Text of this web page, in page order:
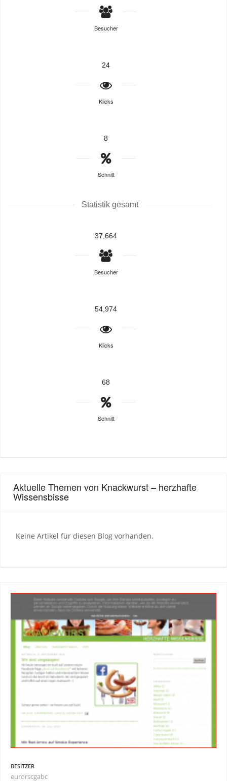
Besucher
24
Klicks
8
Schnitt
Statistik gesamt
37,664
Besucher
54,974
Klicks
68
Schnitt
Aktuelle Themen von Knackwurst – herzhafte
Wissensbisse
Keine Artikel für diesen Blog vorhanden.
BESITZER
eurorscgabc